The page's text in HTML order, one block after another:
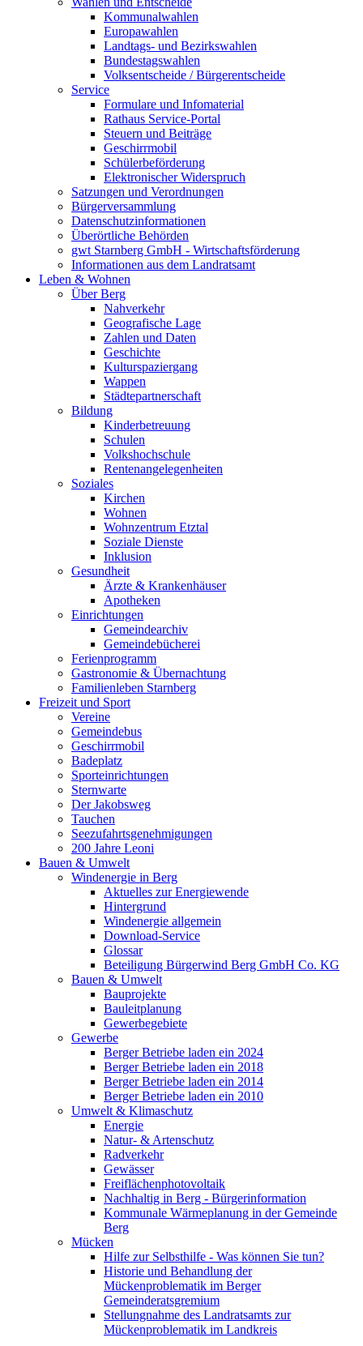
Kommunalwahlen
Europawahlen
Landtags- und Bezirkswahlen
Bundestagswahlen
Volksentscheide / Bürgerentscheide
Service
Formulare und Infomaterial
Rathaus Service-Portal
Steuern und Beiträge
Geschirrmobil
Schülerbeförderung
Elektronischer Widerspruch
Satzungen und Verordnungen
Bürgerversammlung
Datenschutzinformationen
Überörtliche Behörden
gwt Starnberg GmbH - Wirtschaftsförderung
Informationen aus dem Landratsamt
Leben & Wohnen
Über Berg
Nahverkehr
Geografische Lage
Zahlen und Daten
Geschichte
Kulturspaziergang
Wappen
Städtepartnerschaft
Bildung
Kinderbetreuung
Schulen
Volkshochschule
Rentenangelegenheiten
Soziales
Kirchen
Wohnen
Wohnzentrum Etztal
Soziale Dienste
Inklusion
Gesundheit
Ärzte & Krankenhäuser
Apotheken
Einrichtungen
Gemeindearchiv
Gemeindebücherei
Ferienprogramm
Gastronomie & Übernachtung
Familienleben Starnberg
Freizeit und Sport
Vereine
Gemeindebus
Geschirrmobil
Badeplatz
Sporteinrichtungen
Sternwarte
Der Jakobsweg
Tauchen
Seezufahrtsgenehmigungen
200 Jahre Leoni
Bauen & Umwelt
Windenergie in Berg
Aktuelles zur Energiewende
Hintergrund
Windenergie allgemein
Download-Service
Glossar
Beteiligung Bürgerwind Berg GmbH Co. KG
Bauen & Umwelt
Bauprojekte
Bauleitplanung
Gewerbegebiete
Gewerbe
Berger Betriebe laden ein 2024
Berger Betriebe laden ein 2018
Berger Betriebe laden ein 2014
Berger Betriebe laden ein 2010
Umwelt & Klimaschutz
Energie
Natur- & Artenschutz
Radverkehr
Gewässer
Freiflächenphotovoltaik
Nachhaltig in Berg - Bürgerinformation
Kommunale Wärmeplanung in der Gemeinde
Berg
Mücken
Hilfe zur Selbsthilfe - Was können Sie tun?
Historie und Behandlung der
Mückenproblematik im Berger
Gemeinderatsgremium
Stellungnahme des Landratsamts zur
Mückenproblematik im Landkreis